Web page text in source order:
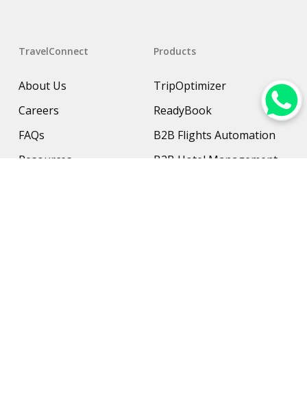
TravelConnect
About Us
Careers
FAQs
Resources
Products
TripOptimizer
ReadyBook
B2B Flights Automation
B2B Hotel Management